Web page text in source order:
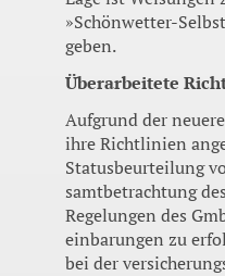
»Schönwetter-
geben.
Überarbeitete
Aufgrund der
ihre Richtlinien
Statusbeurteilung
samtbetrachtung
Regelungen des
einbarungen zu
bei der